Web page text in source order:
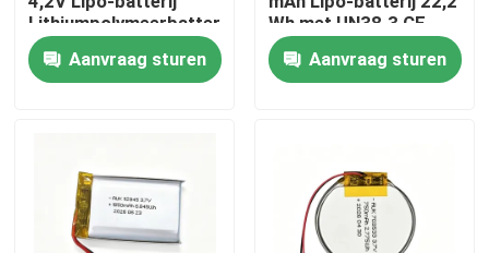
Producten
Lithiumpolymeerbatterij
met UN38.3 MSDS
Aanvraag sturen
Wh met UN38.3 CE
lithium-
polymeerbatterij
Fabrikanten
Aanvraag sturen